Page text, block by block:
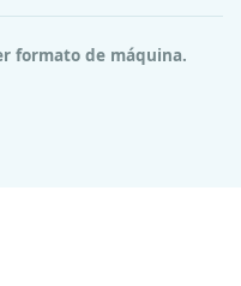
formato de máquina.